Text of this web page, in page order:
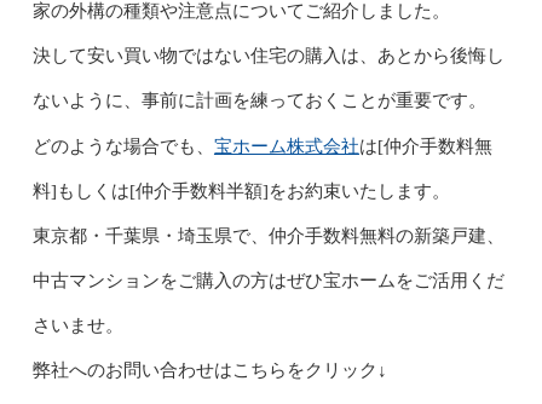
家の外構の種類や注意点についてご紹介しました。
決して安い買い物ではない住宅の購入は、あとから後悔し
ないように、事前に計画を練っておくことが重要です。
どのような場合でも、 宝ホーム株式会社は[仲介手数料無
料]もしくは[仲介手数料半額]をお約束いたします。
東京都・千葉県・埼玉県で、仲介手数料無料の新築戸建、
中古マンションをご購入の方はぜひ宝ホームをご活用くだ
さいませ。
弊社へのお問い合わせはこちらをクリック↓